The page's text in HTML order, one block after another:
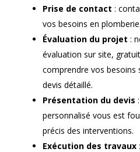
Prise de contact :
vos besoins en plomberie.
Évaluation du projet :
évaluation sur site,
comprendre vos besoins
devis détaillé.
Présentation du devis
personnalisé vous est
précis des interventions.
Exécution des travaux